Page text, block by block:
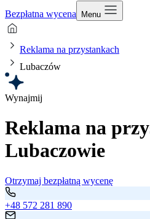
Bezpłatna wycena Menu
Reklama na przystankach
Lubaczów
Wynajmij
Reklama na
Lubaczowie
Otrzymaj bezpłatną wycenę
+48 572 281 890